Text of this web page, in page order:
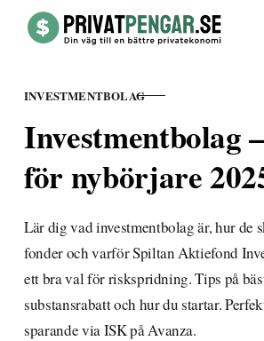
Hoppa till innehåll
KATEGORI
INVESTMENTBOLAG
Investmentbolag
för nybörjare
Lär dig vad investmentbolag är, hur de
fonder och varför Spiltan Aktiefond
ett bra val för riskspridning. Tips på
substansrabatt och hur du startar.
sparande via ISK på Avanza.